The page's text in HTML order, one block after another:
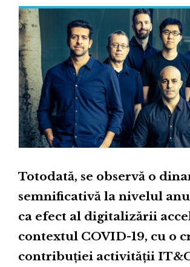
Totodată, se observă o
semnificativă la nivelul
ca efect al digitalizării
contextul COVID-19, cu o
contribuției activității